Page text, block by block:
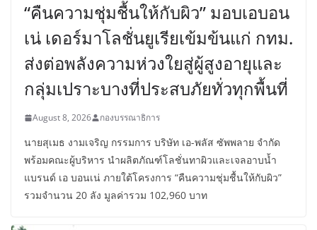
“คืนความชุ่มชื้นให้กับผิว” มอบเอบอน
เน่ เดอร์มาโลชั่นยูเรียเข้มข้นแก่ กทม.
ส่งต่อพลังความห่วงใยสู่ผู้สูงอายุและ
กลุ่มเปราะบางที่ประสบภัยทั่วทุกพื้นที่
August 8, 2026 กองบรรณาธิการ
นายสุเมธ งามเจริญ กรรมการ บริษัท เอ-พลัส ซัพพลาย จำกัด
พร้อมคณะผู้บริหาร นำผลิตภัณฑ์โลชั่นทาผิวและเจลอาบน้ำ
แบรนด์ เอ บอนเน่ ภายใต้โครงการ “คืนความชุ่มชื้นให้กับผิว”
รวมจำนวน 20 ลัง มูลค่ารวม 102,960 บาท